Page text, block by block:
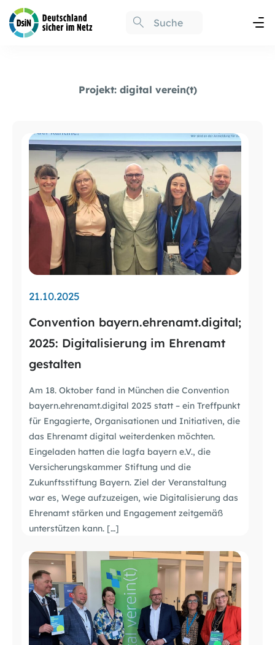
Projekt: digital verein(t)
21.10.2025
Convention bayern.ehrenamt.digital;
2025: Digitalisierung im Ehrenamt
gestalten
Am 18. Oktober fand in München die Convention
bayern.ehrenamt.digital 2025 statt – ein Treffpunkt
für Engagierte, Organisationen und Initiativen, die
das Ehrenamt digital weiterdenken möchten.
Eingeladen hatten die lagfa bayern e.V., die
Versicherungskammer Stiftung und die
Zukunftsstiftung Bayern. Ziel der Veranstaltung
war es, Wege aufzuzeigen, wie Digitalisierung das
Ehrenamt stärken und Engagement zeitgemäß
unterstützen kann. […]